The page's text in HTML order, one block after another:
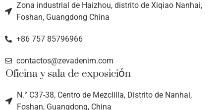
Zona industrial de Haizhou, distrito de Xiqiao Nanhai,
Foshan, Guangdong China
+86 757 85796966
contactos@zevadenim.com
Oficina y sala de exposición
N.° C37-38, Centro de Mezclilla, Distrito de Nanhai,
Foshan, Guangdong, China